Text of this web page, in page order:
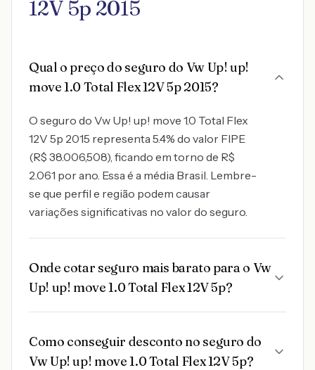
12V 5p 2015
Qual o preço do seguro do Vw Up! up!
move 1.0 Total Flex 12V 5p 2015?
O seguro do Vw Up! up! move 1.0 Total Flex
12V 5p 2015 representa 5.4% do valor FIPE
(R$ 38.006,508), ficando em torno de R$
2.061 por ano. Essa é a média Brasil. Lembre-
se que perfil e região podem causar
variações significativas no valor do seguro.
Onde cotar seguro mais barato para o Vw
Up! up! move 1.0 Total Flex 12V 5p?
Como conseguir desconto no seguro do
Vw Up! up! move 1.0 Total Flex 12V 5p?